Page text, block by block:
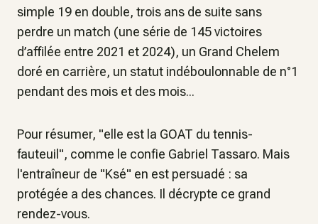
simple 19 en double, trois ans de suite sans
perdre un match (une série de 145 victoires
d’affilée entre 2021 et 2024), un Grand Chelem
doré en carrière, un statut indéboulonnable de n°1
pendant des mois et des mois...
Pour résumer, "elle est la GOAT du tennis-
fauteuil", comme le confie Gabriel Tassaro. Mais
l'entraîneur de "Ksé" en est persuadé : sa
protégée a des chances. Il décrypte ce grand
rendez-vous.